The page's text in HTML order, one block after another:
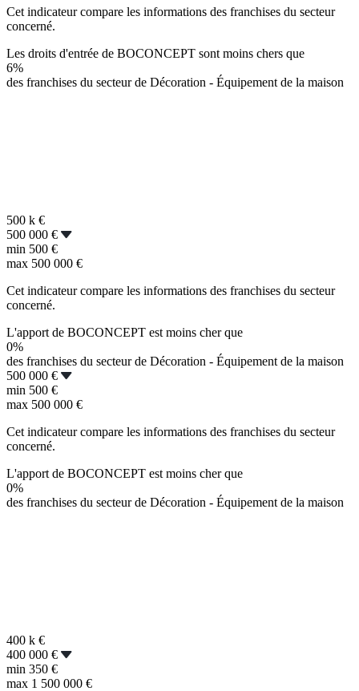
Cet indicateur compare les informations des franchises du secteur
concerné.
Les droits d'entrée de BOCONCEPT sont moins chers que
6%
des franchises du secteur de Décoration - Équipement de la maison
500 k €
500 000 €
min 500 €
max 500 000 €
Cet indicateur compare les informations des franchises du secteur
concerné.
L'apport de BOCONCEPT est moins cher que
0%
des franchises du secteur de Décoration - Équipement de la maison
500 000 €
min 500 €
max 500 000 €
Cet indicateur compare les informations des franchises du secteur
concerné.
L'apport de BOCONCEPT est moins cher que
0%
des franchises du secteur de Décoration - Équipement de la maison
400 k €
400 000 €
min 350 €
max 1 500 000 €